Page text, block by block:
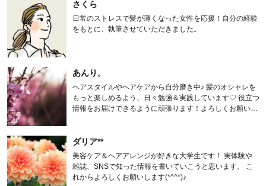
さくら
日常のストレスで髪が薄くなった女性を応援！自分の経験
をもとに、執筆させていただきました。
あんり。
ヘアスタイルやヘアケアから自分磨き中♪ 髪のオシャレを
もっと楽しめるよう、日々勉強＆実践しています♡ 役立つ
情報をお届けできるように頑張ります！よろしくお願いし
ダリア**
美容ケア＆ヘアアレンジが好きな大学生です！ 実体験や
雑誌、SNSで知った情報を書いていこうと思います。 こ
れからよろしくお願いします(*^^*)♪